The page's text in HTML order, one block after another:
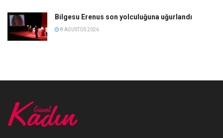
Bilgesu Erenus son yolculuğuna uğurlandı
8 AĞUSTOS 2026